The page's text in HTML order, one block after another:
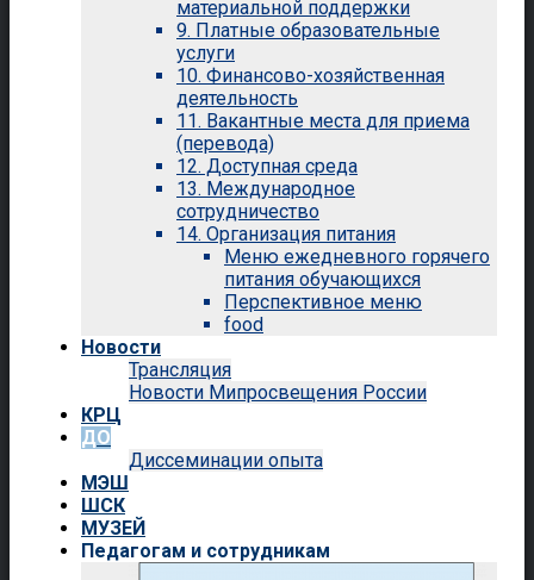
материальной поддержки
9. Платные образовательные
услуги
10. Финансово-хозяйственная
деятельность
11. Вакантные места для приема
(перевода)
12. Доступная среда
13. Международное
сотрудничество
14. Организация питания
Меню ежедневного горячего
питания обучающихся
Перспективное меню
food
Новости
Трансляция
Новости Мипросвещения России
КРЦ
ДО
Диссеминации опыта
МЭШ
ШСК
МУЗЕЙ
Педагогам и сотрудникам